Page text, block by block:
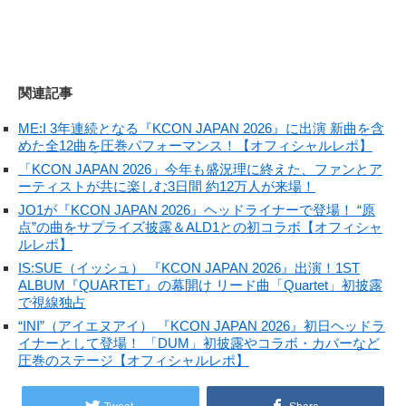
関連記事
ME:I 3年連続となる『KCON JAPAN 2026』に出演 新曲を含
めた全12曲を圧巻パフォーマンス！【オフィシャルレポ】
「KCON JAPAN 2026」今年も盛況理に終えた、ファンとア
ーティストが共に楽しむ3日間 約12万人が来場！
JO1が『KCON JAPAN 2026』ヘッドライナーで登場！ “原
点”の曲をサプライズ披露＆ALD1との初コラボ【オフィシャ
ルレポ】
IS:SUE（イッシュ） 『KCON JAPAN 2026』出演！1ST
ALBUM『QUARTET』の幕開け リード曲「Quartet」初披露
で視線独占
“INI”（アイエヌアイ） 『KCON JAPAN 2026』初日ヘッドラ
イナーとして登場！ 「DUM」初披露やコラボ・カバーなど
圧巻のステージ【オフィシャルレポ】